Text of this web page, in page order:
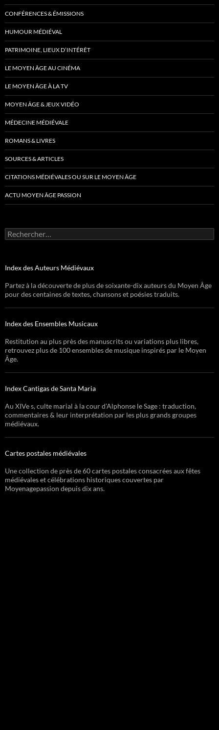
CONFÉRENCES & ÉMISSIONS
HUMOUR MÉDIÉVAL
PATRIMOINE, LIEUX D’INTÉRÊT
LE MOYEN ÂGE AU CINÉMA
LE MOYEN ÂGE À LA TV
MOYEN ÂGE & JEUX VIDÉO
MÉDECINE MÉDIÉVALE
ROMANS & LIVRES
SOURCES & ARTICLES
CITATIONS MÉDIÉVALES OU SUR LE MOYEN ÂGE
ACTU MOYEN ÂGE PASSION
Rechercher :
Index des Auteurs Médiévaux
Partez à la découverte de plus de soixante-dix auteurs du Moyen Âge
pour des centaines de textes, chansons et poésies traduits.
Index des Ensembles Musicaux
Restitution au plus près des manuscrits ou variations plus libres,
retrouvez plus de 100 ensembles de musique inspirés par le Moyen
Âge.
Index Cantigas de Santa Maria
Au XIVe s, culte marial à la cour d’Alphonse le Sage : traduction,
commentaires & leur interprétation par les plus grands groupes
médiévaux.
Cartes postales médiévales
Une collection de près de 60 cartes postales consacrées aux fêtes
médiévales et célébrations historiques couvertes par
Moyenagepassion depuis dix ans.